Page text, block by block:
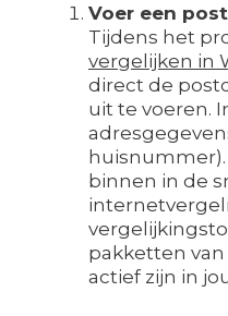
Voer een
Tijdens het
vergelijken in
direct de
uit te voeren.
binnen in de
pakketten
actief zijn in